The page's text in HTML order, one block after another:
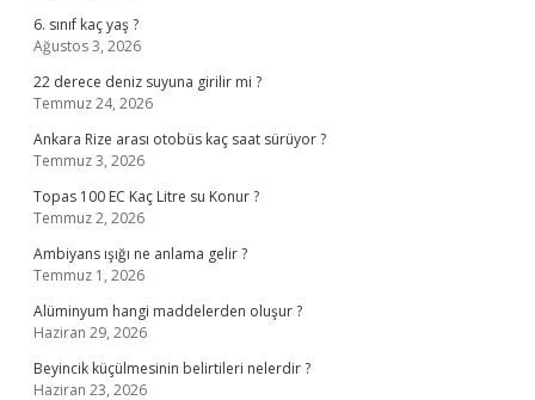
6. sınıf kaç yaş ?
Ağustos 3, 2026
22 derece deniz suyuna girilir mi ?
Temmuz 24, 2026
Ankara Rize arası otobüs kaç saat sürüyor ?
Temmuz 3, 2026
Topas 100 EC Kaç Litre su Konur ?
Temmuz 2, 2026
Ambiyans ışığı ne anlama gelir ?
Temmuz 1, 2026
Alüminyum hangi maddelerden oluşur ?
Haziran 29, 2026
Beyincik küçülmesinin belirtileri nelerdir ?
Haziran 23, 2026